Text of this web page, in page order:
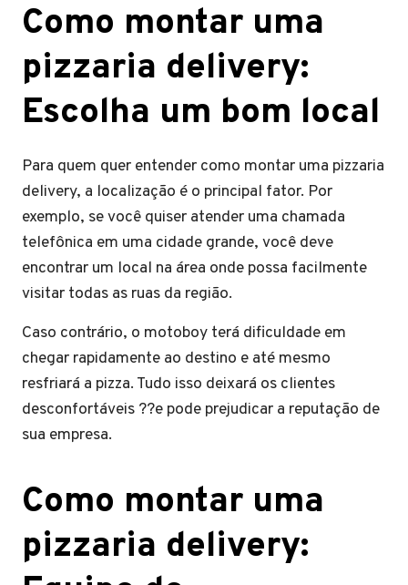
Como montar uma
pizzaria delivery:
Escolha um bom local
Para quem quer entender como montar uma pizzaria
delivery, a localização é o principal fator. Por
exemplo, se você quiser atender uma chamada
telefônica em uma cidade grande, você deve
encontrar um local na área onde possa facilmente
visitar todas as ruas da região.
Caso contrário, o motoboy terá dificuldade em
chegar rapidamente ao destino e até mesmo
resfriará a pizza. Tudo isso deixará os clientes
desconfortáveis ??e pode prejudicar a reputação de
sua empresa.
Como montar uma
pizzaria delivery: